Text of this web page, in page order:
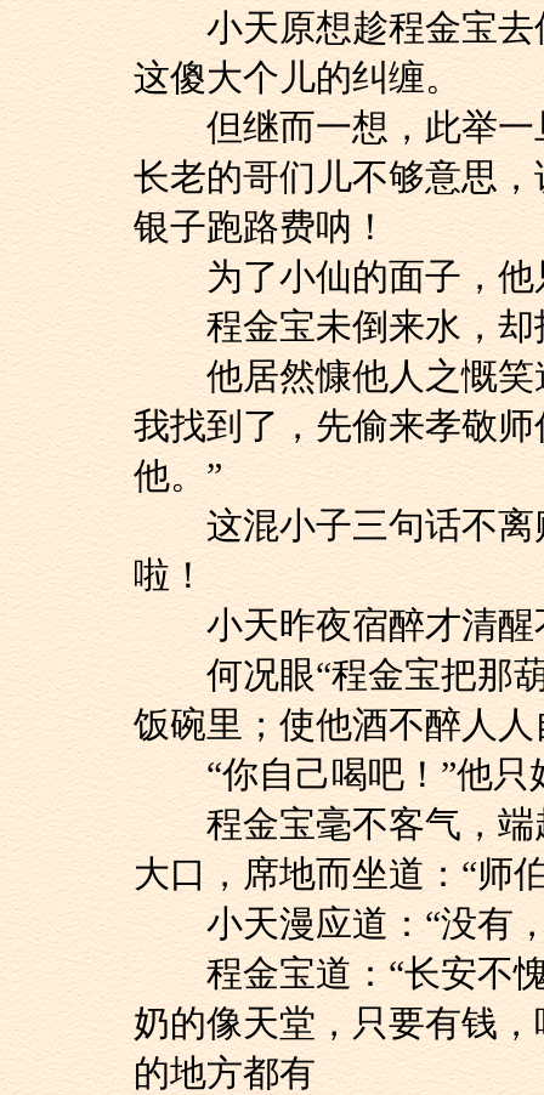
小天原想趁程金宝去
这傻大个儿的纠缠。
但继而一想，此举一
长老的哥们儿不够意思
银子跑路费呐！
为了小仙的面子，他
程金宝未倒来水，却
他居然慷他人之慨笑
我找到了，先偷来孝敬
他。”
这混小子三句话不离
啦！
小天昨夜宿醉才清醒
何况眼“程金宝把那葫
饭碗里；使他酒不醉人
“你自己喝吧！”他只
程金宝毫不客气，端起
大口，席地而坐道：“师
小天漫应道：“没有，
程金宝道：“长安不愧
奶的像天堂，只要有钱
的地方都有